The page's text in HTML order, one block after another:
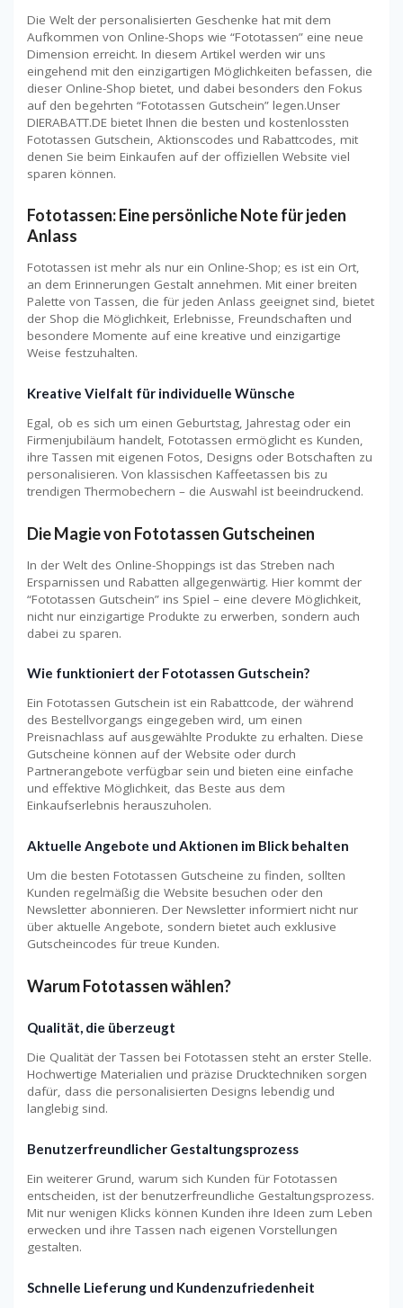
Die Welt der personalisierten Geschenke hat mit dem
Aufkommen von Online-Shops wie “Fototassen” eine neue
Dimension erreicht. In diesem Artikel werden wir uns
eingehend mit den einzigartigen Möglichkeiten befassen, die
dieser Online-Shop bietet, und dabei besonders den Fokus
auf den begehrten “Fototassen Gutschein” legen.Unser
DIERABATT.DE bietet Ihnen die besten und kostenlossten
Fototassen Gutschein, Aktionscodes und Rabattcodes, mit
denen Sie beim Einkaufen auf der offiziellen Website viel
sparen können.
Fototassen: Eine persönliche Note für jeden
Anlass
Fototassen ist mehr als nur ein Online-Shop; es ist ein Ort,
an dem Erinnerungen Gestalt annehmen. Mit einer breiten
Palette von Tassen, die für jeden Anlass geeignet sind, bietet
der Shop die Möglichkeit, Erlebnisse, Freundschaften und
besondere Momente auf eine kreative und einzigartige
Weise festzuhalten.
Kreative Vielfalt für individuelle Wünsche
Egal, ob es sich um einen Geburtstag, Jahrestag oder ein
Firmenjubiläum handelt, Fototassen ermöglicht es Kunden,
ihre Tassen mit eigenen Fotos, Designs oder Botschaften zu
personalisieren. Von klassischen Kaffeetassen bis zu
trendigen Thermobechern – die Auswahl ist beeindruckend.
Die Magie von Fototassen Gutscheinen
In der Welt des Online-Shoppings ist das Streben nach
Ersparnissen und Rabatten allgegenwärtig. Hier kommt der
“Fototassen Gutschein” ins Spiel – eine clevere Möglichkeit,
nicht nur einzigartige Produkte zu erwerben, sondern auch
dabei zu sparen.
Wie funktioniert der Fototassen Gutschein?
Ein Fototassen Gutschein ist ein Rabattcode, der während
des Bestellvorgangs eingegeben wird, um einen
Preisnachlass auf ausgewählte Produkte zu erhalten. Diese
Gutscheine können auf der Website oder durch
Partnerangebote verfügbar sein und bieten eine einfache
und effektive Möglichkeit, das Beste aus dem
Einkaufserlebnis herauszuholen.
Aktuelle Angebote und Aktionen im Blick behalten
Um die besten Fototassen Gutscheine zu finden, sollten
Kunden regelmäßig die Website besuchen oder den
Newsletter abonnieren. Der Newsletter informiert nicht nur
über aktuelle Angebote, sondern bietet auch exklusive
Gutscheincodes für treue Kunden.
Warum Fototassen wählen?
Qualität, die überzeugt
Die Qualität der Tassen bei Fototassen steht an erster Stelle.
Hochwertige Materialien und präzise Drucktechniken sorgen
dafür, dass die personalisierten Designs lebendig und
langlebig sind.
Benutzerfreundlicher Gestaltungsprozess
Ein weiterer Grund, warum sich Kunden für Fototassen
entscheiden, ist der benutzerfreundliche Gestaltungsprozess.
Mit nur wenigen Klicks können Kunden ihre Ideen zum Leben
erwecken und ihre Tassen nach eigenen Vorstellungen
gestalten.
Schnelle Lieferung und Kundenzufriedenheit